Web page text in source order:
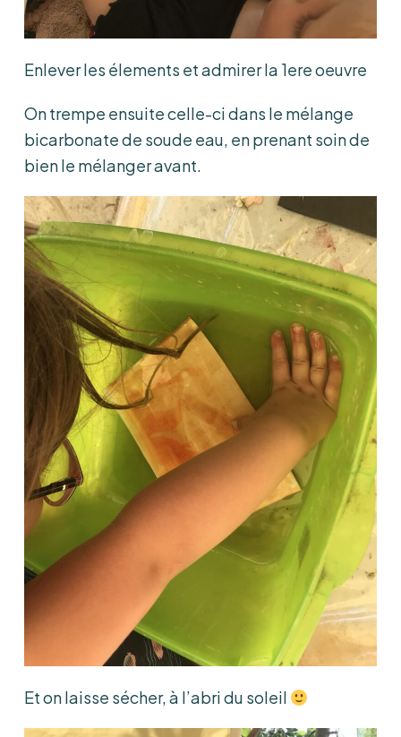
Enlever les élements et admirer la 1ere oeuvre
On trempe ensuite celle-ci dans le mélange
bicarbonate de soude eau, en prenant soin de
bien le mélanger avant.
Et on laisse sécher, à l’abri du soleil